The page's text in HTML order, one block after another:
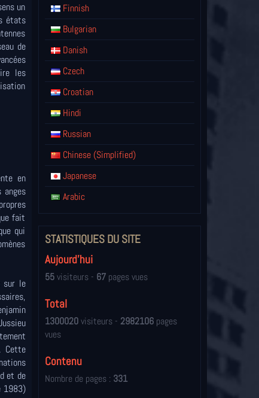
un
états
de
les
en
fait
qui
sur le
Cette
et de
1983)
Finnish
Bulgarian
Danish
Czech
Croatian
Hindi
Russian
Chinese (Simplified)
Japanese
Arabic
STATISTIQUES DU SITE
Aujourd'hui
55visiteurs - 67pages vues
Total
1300020visiteurs - 2982106pages
vues
Contenu
Nombre de pages : 331